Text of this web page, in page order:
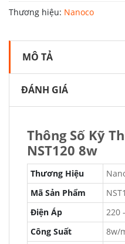
Thương hiệu: Nanoco
MÔ TẢ
ĐÁNH GIÁ
Thông Số Kỹ
NST120 8w
Thương Hiệu
Mã Sản Phẩm
Điện Áp
220
Công Suất
8w/